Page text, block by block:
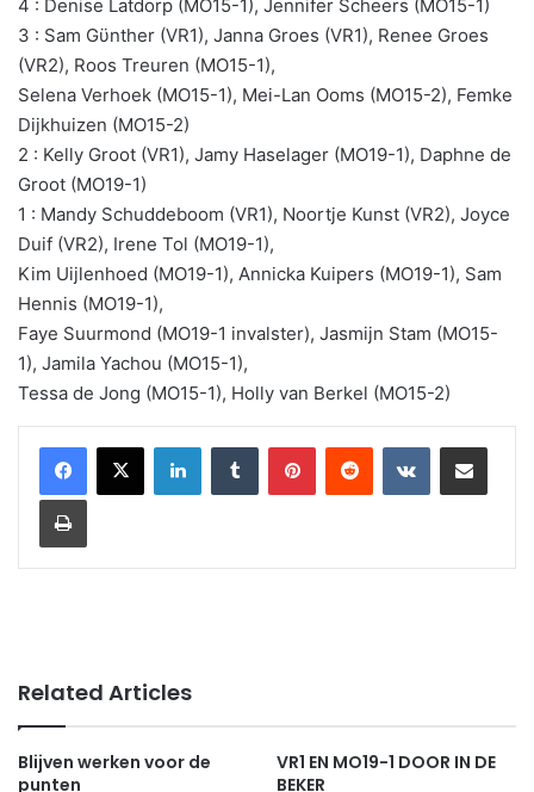
4 : Denise Latdorp (MO15-1), Jennifer Scheers (MO15-1)
3 : Sam Gϋnther (VR1), Janna Groes (VR1), Renee Groes
(VR2), Roos Treuren (MO15-1),
Selena Verhoek (MO15-1), Mei-Lan Ooms (MO15-2), Femke
Dijkhuizen (MO15-2)
2 : Kelly Groot (VR1), Jamy Haselager (MO19-1), Daphne de
Groot (MO19-1)
1 : Mandy Schuddeboom (VR1), Noortje Kunst (VR2), Joyce
Duif (VR2), Irene Tol (MO19-1),
Kim Uijlenhoed (MO19-1), Annicka Kuipers (MO19-1), Sam
Hennis (MO19-1),
Faye Suurmond (MO19-1 invalster), Jasmijn Stam (MO15-
1), Jamila Yachou (MO15-1),
Tessa de Jong (MO15-1), Holly van Berkel (MO15-2)
LinkedInTumblr PinterestReddit VKontakteShare via Email
Print
Related Articles
Blijven werken voor de
punten
VR1 EN MO19-1 DOOR IN DE
BEKER